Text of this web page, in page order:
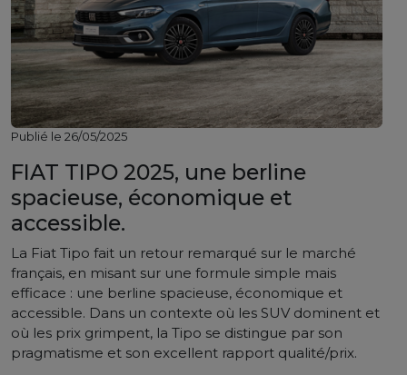
Publié le 26/05/2025
FIAT TIPO 2025, une berline
spacieuse, économique et
accessible.
La Fiat Tipo fait un retour remarqué sur le marché
français, en misant sur une formule simple mais
efficace : une berline spacieuse, économique et
accessible. Dans un contexte où les SUV dominent et
où les prix grimpent, la Tipo se distingue par son
pragmatisme et son excellent rapport qualité/prix.